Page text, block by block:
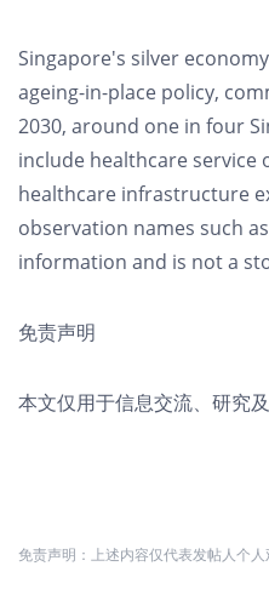
Singapore's silver
ageing-in-place policy,
2030, around one in four
include healthcare service
healthcare infrastructure
observation names such
information and is not a
免责声明
本文仅用于信息交流、研究
免责声明：上述内容仅代表发帖人个